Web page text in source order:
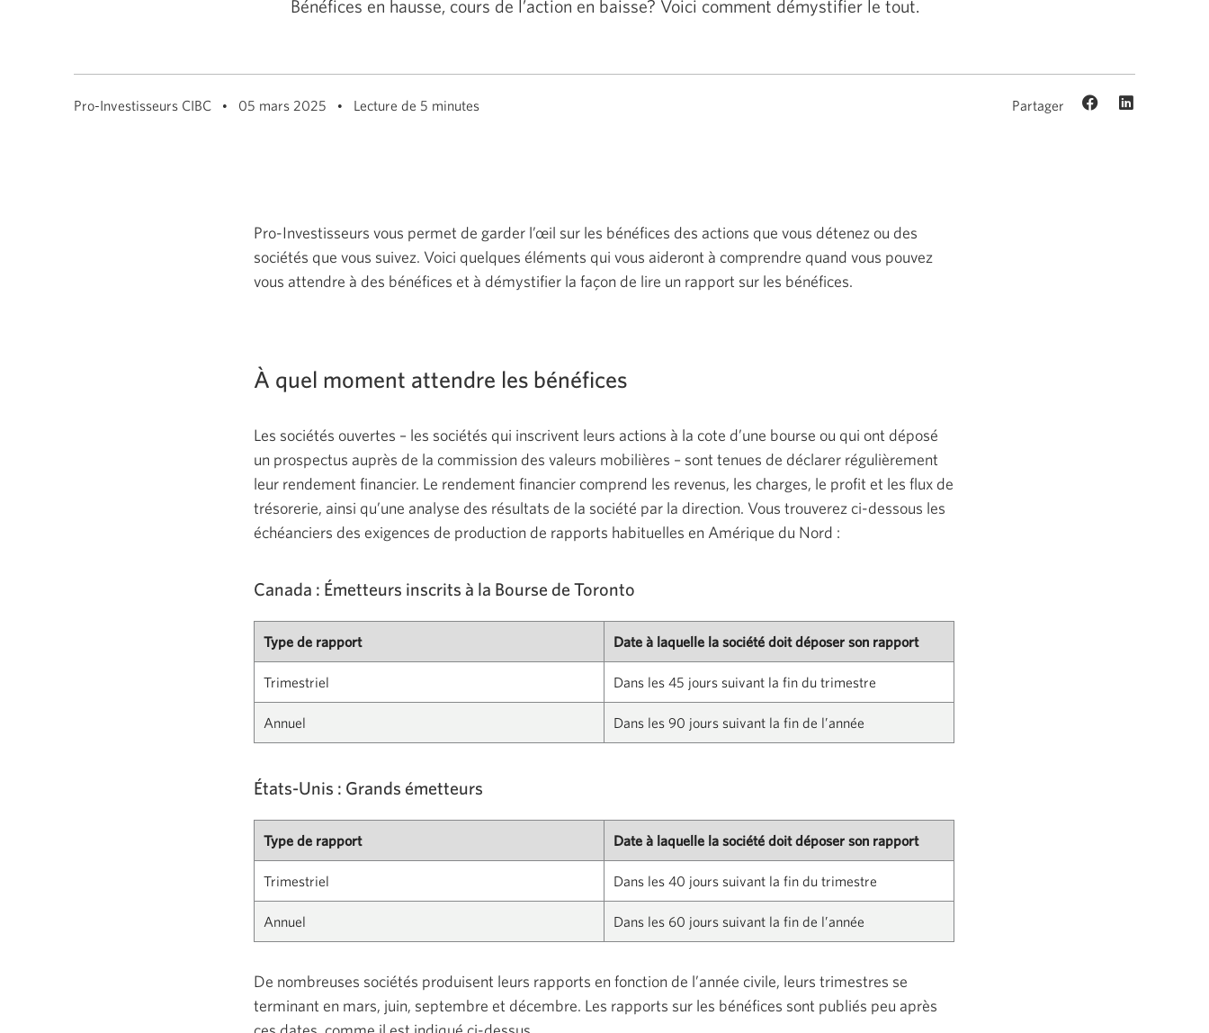
Bénéfices en hausse, cours de l’action en baisse? Voici comment démystifier le tout.
Pro-Investisseurs CIBC 05 mars 2025 Lecture de 5 minutes Partager
Pro-Investisseurs vous permet de garder l’œil sur les bénéfices des actions que vous détenez ou des
sociétés que vous suivez. Voici quelques éléments qui vous aideront à comprendre quand vous pouvez
vous attendre à des bénéfices et à démystifier la façon de lire un rapport sur les bénéfices.
À quel moment attendre les bénéfices
Les sociétés ouvertes – les sociétés qui inscrivent leurs actions à la cote d’une bourse ou qui ont déposé
un prospectus auprès de la commission des valeurs mobilières – sont tenues de déclarer régulièrement
leur rendement financier. Le rendement financier comprend les revenus, les charges, le profit et les flux de
trésorerie, ainsi qu’une analyse des résultats de la société par la direction. Vous trouverez ci-dessous les
échéanciers des exigences de production de rapports habituelles en Amérique du Nord :
Canada : Émetteurs inscrits à la Bourse de Toronto
Type de rapport Date à laquelle la société doit déposer son rapport
Trimestriel Dans les 45 jours suivant la fin du trimestre
Annuel Dans les 90 jours suivant la fin de l’année
États-Unis : Grands émetteurs
Type de rapport Date à laquelle la société doit déposer son rapport
Trimestriel Dans les 40 jours suivant la fin du trimestre
Annuel Dans les 60 jours suivant la fin de l’année
De nombreuses sociétés produisent leurs rapports en fonction de l’année civile, leurs trimestres se
terminant en mars, juin, septembre et décembre. Les rapports sur les bénéfices sont publiés peu après